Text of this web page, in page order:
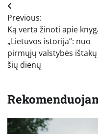
Navigacija
tarp
įrašų
Previous:
Ką verta žinoti apie
„Lietuvos istorija“: nuo
pirmųjų valstybės
šių dienų